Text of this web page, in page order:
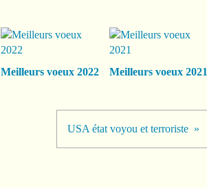
Meilleurs voeux 2022 Meilleurs voeux 2021
USA état voyou et terroriste